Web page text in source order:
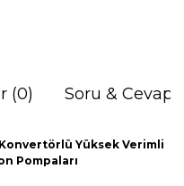
(0) Soru & Cevap
Yüksek Verimli
Pompaları